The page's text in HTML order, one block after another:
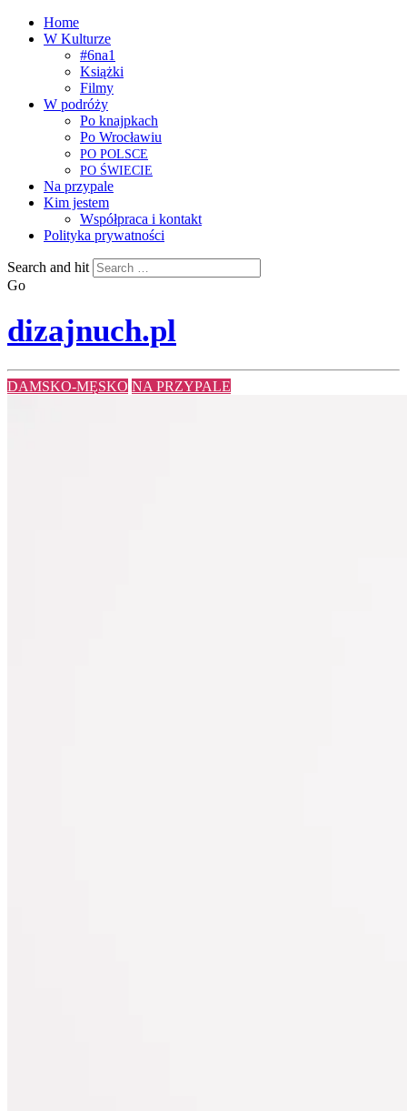
Home
W Kulturze
#6na1
Książki
Filmy
W podróży
Po knajpkach
Po Wrocławiu
PO POLSCE
PO ŚWIECIE
Na przypale
Kim jestem
Współpraca i kontakt
Polityka prywatności
Search and hit
Go
dizajnuch.pl
DAMSKO-MĘSKO NA PRZYPALE